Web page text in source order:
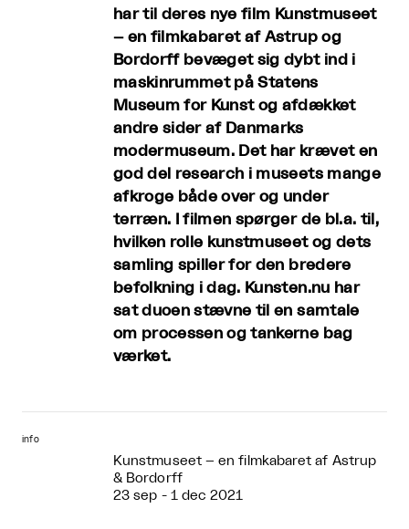
har til deres nye film Kunstmuseet
– en filmkabaret af Astrup og
Bordorff bevæget sig dybt ind i
maskinrummet på Statens
Museum for Kunst og afdækket
andre sider af Danmarks
modermuseum. Det har krævet en
god del research i museets mange
afkroge både over og under
terræn. I filmen spørger de bl.a. til,
hvilken rolle kunstmuseet og dets
samling spiller for den bredere
befolkning i dag. Kunsten.nu har
sat duoen stævne til en samtale
om processen og tankerne bag
værket.
info
Kunstmuseet – en filmkabaret af Astrup
& Bordorff
23 sep - 1 dec 2021